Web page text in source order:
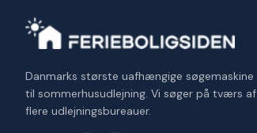
Danmarks største uafhængige søgemaskine
til sommerhusudlejning. Vi søger på tværs af
flere udlejningsbureauer.